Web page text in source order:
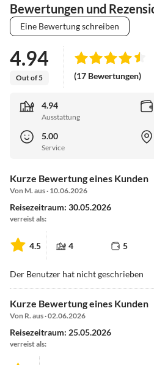
Bewertungen und
Eine Bewertung schreiben
4.94
Out of 5 (17 Bewertungen)
4.94
Ausstattung
5.00
Service
Kurze Bewertung eines Kunden
Von M. aus · 10.06.2026
Reisezeitraum: 30.05.2026
verreist als:
4.5 4 5
Der Benutzer hat nicht geschrieben
Kurze Bewertung eines Kunden
Von R. aus · 02.06.2026
Reisezeitraum: 25.05.2026
verreist als: